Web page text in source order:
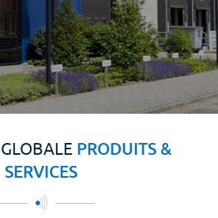
PRODUITS &
SERVICES